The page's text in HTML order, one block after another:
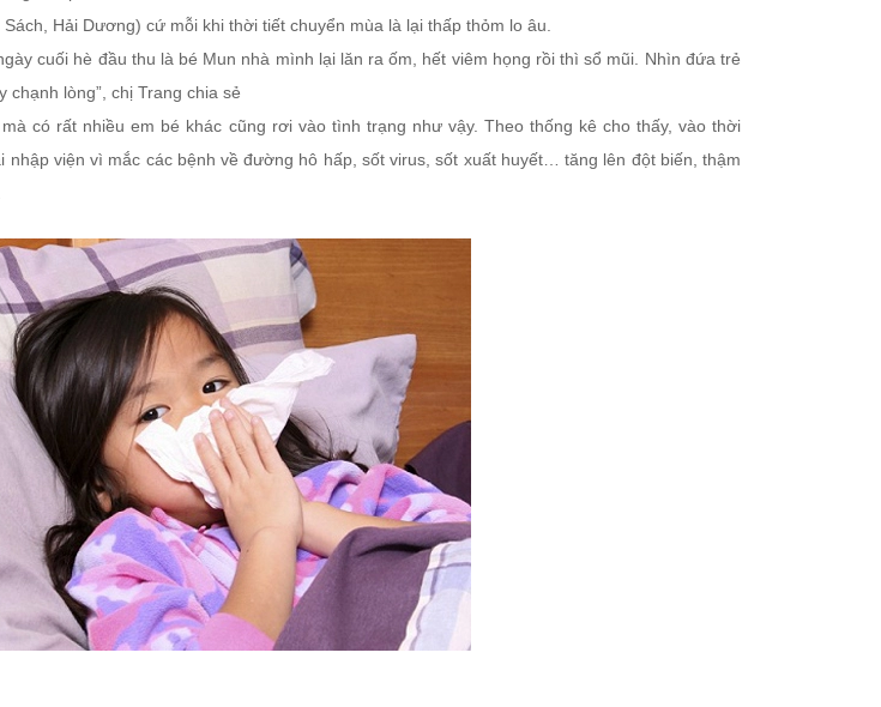
Hải Dương) cứ mỗi khi thời tiết chuyển mùa là lại thấp thỏm lo âu.
cuối hè đầu thu là bé Mun nhà mình lại lăn ra ốm, hết viêm họng rồi thì sổ mũi. Nhìn đứa trẻ
chạnh lòng”, chị Trang chia sẻ
có rất nhiều em bé khác cũng rơi vào tình trạng như vậy. Theo thống kê cho thấy, vào thời
nhập viện vì mắc các bệnh về đường hô hấp, sốt virus, sốt xuất huyết… tăng lên đột biến, thậm